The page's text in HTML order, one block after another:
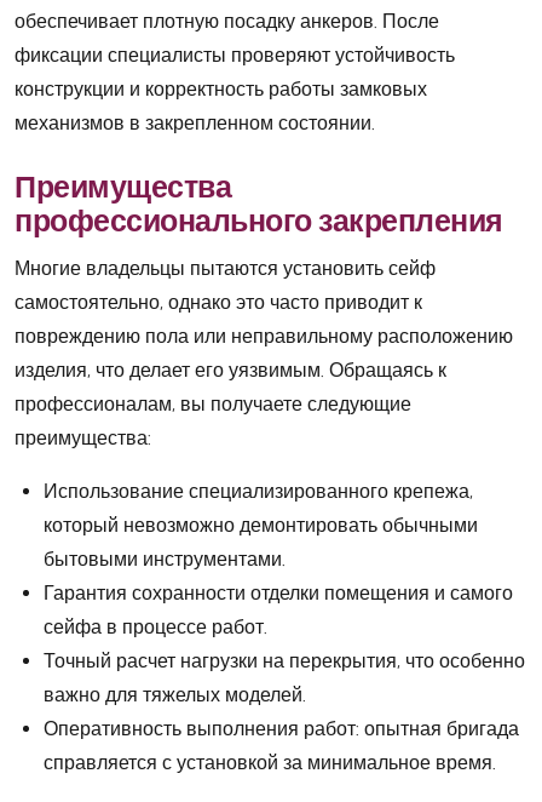
обеспечивает плотную посадку анкеров. После
фиксации специалисты проверяют устойчивость
конструкции и корректность работы замковых
механизмов в закрепленном состоянии.
Преимущества
профессионального закрепления
Многие владельцы пытаются установить сейф
самостоятельно, однако это часто приводит к
повреждению пола или неправильному расположению
изделия, что делает его уязвимым. Обращаясь к
профессионалам, вы получаете следующие
преимущества:
Использование специализированного крепежа,
который невозможно демонтировать обычными
бытовыми инструментами.
Гарантия сохранности отделки помещения и самого
сейфа в процессе работ.
Точный расчет нагрузки на перекрытия, что особенно
важно для тяжелых моделей.
Оперативность выполнения работ: опытная бригада
справляется с установкой за минимальное время.